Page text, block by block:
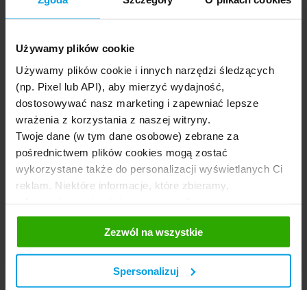
Używamy plików cookie
Używamy plików cookie i innych narzędzi śledzących
(np. Pixel lub API), aby mierzyć wydajność,
dostosowywać nasz marketing i zapewniać lepsze
wrażenia z korzystania z naszej witryny.
Twoje dane (w tym dane osobowe) zebrane za
pośrednictwem plików cookies mogą zostać
wykorzystane także do personalizacji wyświetlanych Ci
reklam. Niektóre informacje, które zbieramy,
społecznościowym oraz firmom reklamowym i
analitycznym, z którymi współpracujemy. Te z kolei
mogą łączyć te informacje z innymi informacjami, które
im przekazałeś, korzystając z ich usług. Prosimy o
Twoją zgodę.
Zezwól na wszystkie
Spersonalizuj
Po zakupie samochodu z salonuwarto samodzielnie
W prosty sposób można to zrobić w kalkulatorze